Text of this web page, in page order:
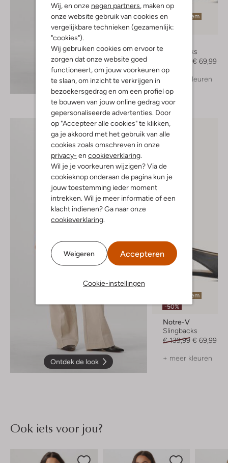
Wij, en onze negen partners, maken op
onze website gebruik van cookies en
vergelijkbare technieken (gezamenlijk:
"cookies").
Wij gebruiken cookies om ervoor te
zorgen dat onze website goed
functioneert, om jouw voorkeuren op
te slaan, om inzicht te verkrijgen in
bezoekersgedrag en om een profiel op
te bouwen van jouw online gedrag voor
gepersonaliseerde advertenties. Door
op "Accepteer alle cookies" te klikken,
ga je akkoord met het gebruik van alle
cookies zoals omschreven in onze
privacy- en cookieverklaring.
Wil je je voorkeuren wijzigen? Via de
cookieknop onderaan de pagina kun je
jouw toestemming ieder moment
intrekken. Wil je meer informatie of een
klacht indienen? Ga naar onze
cookieverklaring.
Weigeren Accepteren
Cookie-instellingen
Ontdek de look
Laatste item
-50%
Slingbacks
€ 69,99
+ meer kleuren
Ontdek de look
Laatste item
-50%
Notre-V
Slingbacks
€ 139,99 € 69,99
+ meer kleuren
Ook iets voor jou?